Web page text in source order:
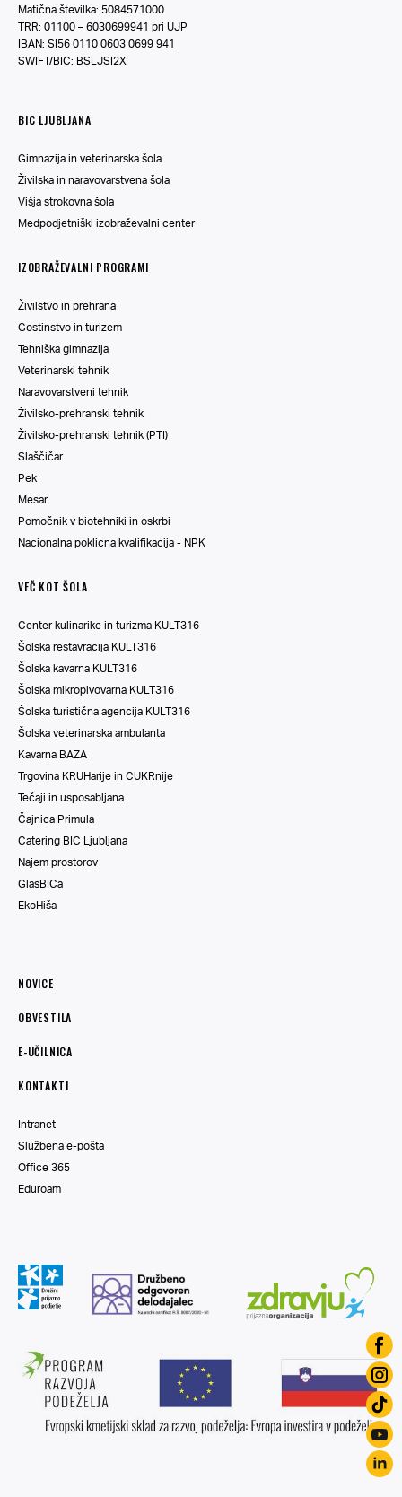
Matična številka: 5084571000
TRR: 01100 – 6030699941 pri UJP
IBAN: SI56 0110 0603 0699 941
SWIFT/BIC: BSLJSI2X
BIC LJUBLJANA
Gimnazija in veterinarska šola
Živilska in naravovarstvena šola
Višja strokovna šola
Medpodjetniški izobraževalni center
IZOBRAŽEVALNI PROGRAMI
Živilstvo in prehrana
Gostinstvo in turizem
Tehniška gimnazija
Veterinarski tehnik
Naravovarstveni tehnik
Živilsko-prehranski tehnik
Živilsko-prehranski tehnik (PTI)
Slaščičar
Pek
Mesar
Pomočnik v biotehniki in oskrbi
Nacionalna poklicna kvalifikacija - NPK
VEČ KOT ŠOLA
Center kulinarike in turizma KULT316
Šolska restavracija KULT316
Šolska kavarna KULT316
Šolska mikropivovarna KULT316
Šolska turistična agencija KULT316
Šolska veterinarska ambulanta
Kavarna BAZA
Trgovina KRUHarije in CUKRnije
Tečaji in usposabljana
Čajnica Primula
Catering BIC Ljubljana
Najem prostorov
GlasBICa
EkoHiša
NOVICE
OBVESTILA
E-UČILNICA
KONTAKTI
Intranet
Službena e-pošta
Office 365
Eduroam